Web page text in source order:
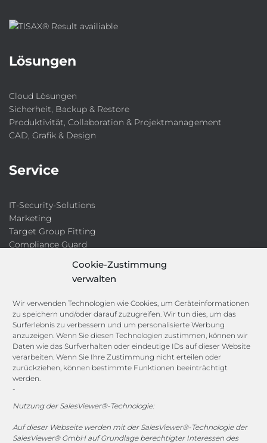
Cookie-Zustimmung
verwalten
Wir verwenden Technologien wie Cookies, um Geräteinformationen
zu speichern und/oder darauf zuzugreifen. Wir tun dies, um das
Surferlebnis zu verbessern und um personalisierte Werbung
anzuzeigen. Wenn Sie diesen Technologien zustimmen, können wir
Daten wie das Surfverhalten oder eindeutige IDs auf dieser Website
verarbeiten. Wenn Sie Ihre Zustimmung nicht erteilen oder
zurückziehen, können bestimmte Funktionen beeinträchtigt
werden.
-
Nutzung der SalesViewer®-Technologie:
Auf dieser Webseite werden mit der SalesViewer®-Technologie der
SalesViewer® GmbH auf Grundlage berechtigter Interessen des
Lösungen
Cloud Lösungen
Sicherheit, Backup & Restore
Produktivität, Collaboration & Projektmanagement
CAD, Grafik & Design
Service
IT-Security-Solutions
Marketing
Target Group Fitting
Compliance Guard
Channels
vertrieb@megasoft.de
+49 2173 265 06 0
Mo. - Do. 08:00 - 17:00 Uhr
Fr. 08:00 - 15:00 Uhr
Sponsoring